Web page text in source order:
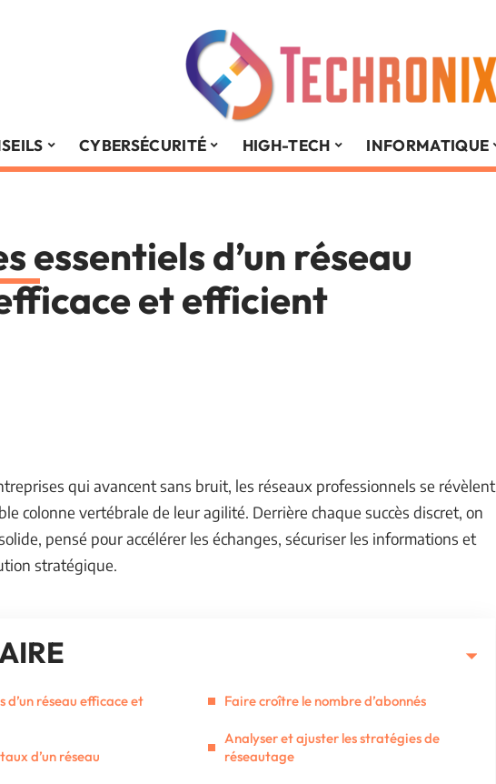
CYBERSÉCURITÉ HIGH-TECH INFORMATIQUE
essentiels d’un réseau
et efficient
qui avancent sans bruit, les réseaux professionnels se révèlent
colonne vertébrale de leur agilité. Derrière chaque succès discret, on
pensé pour accélérer les échanges, sécuriser les informations et
stratégique.
d’un réseau efficace et
d’un réseau
Faire croître le nombre d’abonnés
Analyser et ajuster les stratégies de
réseautage